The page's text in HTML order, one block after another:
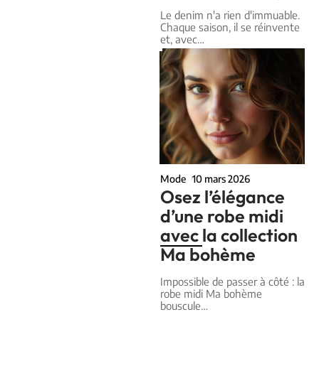
Le denim n'a rien d'immuable.
Chaque saison, il se réinvente
et, avec…
Mode 10 mars 2026
Osez l’élégance
d’une robe midi
avec la collection
Ma bohème
Impossible de passer à côté : la
robe midi Ma bohème
bouscule…